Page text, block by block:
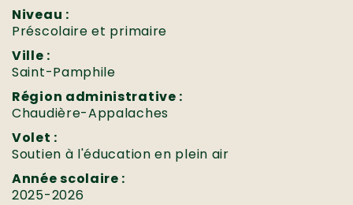
Niveau :
Préscolaire et primaire
Ville :
Saint-Pamphile
Région administrative :
Chaudière-Appalaches
Volet :
Soutien à l'éducation en plein air
Année scolaire :
2025-2026